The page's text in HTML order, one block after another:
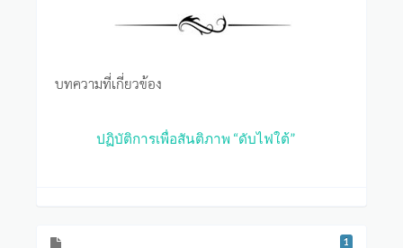
บทความที่เกี่ยวข้อง
ปฏิบัติการเพื่อสันติภาพ “ดับไฟใต้”
1